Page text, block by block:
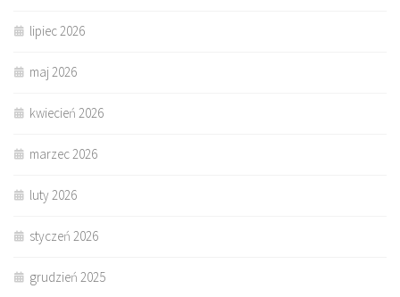
lipiec 2026
maj 2026
kwiecień 2026
marzec 2026
luty 2026
styczeń 2026
grudzień 2025